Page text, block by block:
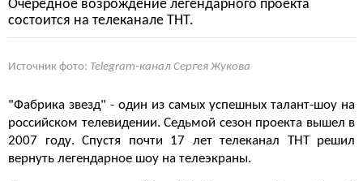
Очередное возрождение легендарного проекта
состоится на телеканале ТНТ.
Источник фото: Telegram-канал Сергея Жукова
"Фабрика звезд" - один из самых успешных талант-шоу на
российском телевидении. Седьмой сезон проекта вышел в
2007 году. Спустя почти 17 лет телеканал ТНТ решил
вернуть легендарное шоу на телеэкраны.